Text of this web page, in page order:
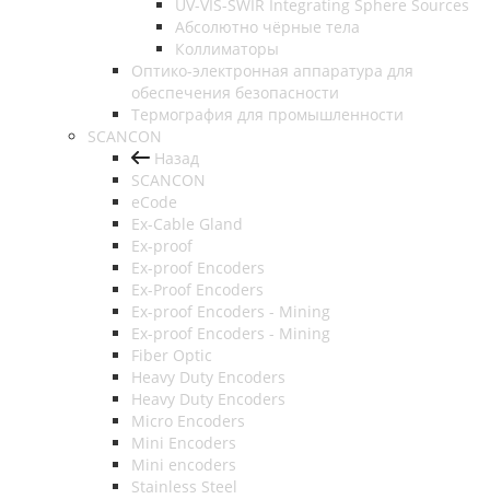
UV-VIS-SWIR Integrating Sphere Sources
Абсолютно чёрные тела
Коллиматоры
Оптико-электронная аппаратура для
обеспечения безопасности
Термография для промышленности
SCANCON
Назад
SCANCON
eCode
Ex-Cable Gland
Ex-proof
Ex-proof Encoders
Ex-Proof Encoders
Ex-proof Encoders - Mining
Ex-proof Encoders - Mining
Fiber Optic
Heavy Duty Encoders
Heavy Duty Encoders
Micro Encoders
Mini Encoders
Mini encoders
Stainless Steel